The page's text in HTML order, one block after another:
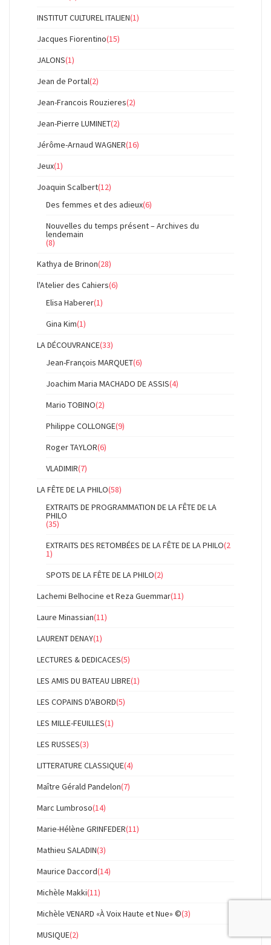
INSTITUT CULTUREL ITALIEN(1)
Jacques Fiorentino(15)
JALONS(1)
Jean de Portal(2)
Jean-Francois Rouzieres(2)
Jean-Pierre LUMINET(2)
Jérôme-Arnaud WAGNER(16)
Jeux(1)
Joaquin Scalbert(12)
Des femmes et des adieux(6)
Nouvelles du temps présent – Archives du
lendemain
(8)
Kathya de Brinon(28)
l'Atelier des Cahiers(6)
Elisa Haberer(1)
Gina Kim(1)
LA DÉCOUVRANCE(33)
Jean-François MARQUET(6)
Joachim Maria MACHADO DE ASSIS(4)
Mario TOBINO(2)
Philippe COLLONGE(9)
Roger TAYLOR(6)
VLADIMIR(7)
LA FÊTE DE LA PHILO(58)
EXTRAITS DE PROGRAMMATION DE LA FÊTE DE LA
PHILO
(35)
EXTRAITS DES RETOMBÉES DE LA FÊTE DE LA PHILO(2
1)
SPOTS DE LA FÊTE DE LA PHILO(2)
Lachemi Belhocine et Reza Guemmar(11)
Laure Minassian(11)
LAURENT DENAY(1)
LECTURES & DEDICACES(5)
LES AMIS DU BATEAU LIBRE(1)
LES COPAINS D'ABORD(5)
LES MILLE-FEUILLES(1)
LES RUSSES(3)
LITTERATURE CLASSIQUE(4)
Maître Gérald Pandelon(7)
Marc Lumbroso(14)
Marie-Hélène GRINFEDER(11)
Mathieu SALADIN(3)
Maurice Daccord(14)
Michèle Makki(11)
Michèle VENARD «À Voix Haute et Nue» ©(3)
MUSIQUE(2)